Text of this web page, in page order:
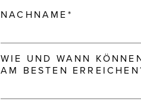
NACHNAME*
WIE UND WANN
AM BESTEN